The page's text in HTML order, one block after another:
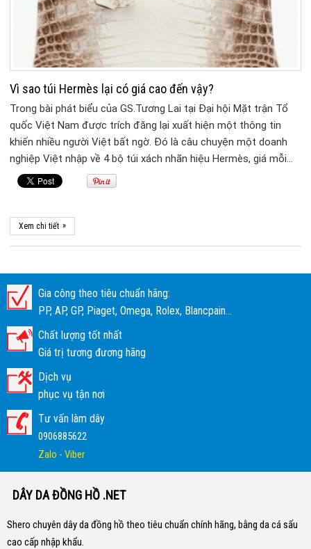
Vì sao túi Hermès lại có giá cao đến vậy?
Trong bài phát biểu của GS.Tương Lai tại Đại hội Mặt trận Tổ
quốc Việt Nam được trích đăng lại xuất hiện một thông tin
khiến nhiều người Việt bất ngờ. Đó là câu chuyện một doanh
nghiệp Việt nhập về 4 bộ túi xách nhãn hiệu Hermès, giá mỗi…
Xem chi tiết »
Gia công theo tiêu chuẩn hãng:
PP, AP, GP, Piaget, Omega, Rolex, Blancpain...
Chất lượng tốt nhất
Giá trị tương đương hãng
Dịch vụ
phục vụ tận nơi
Tư vấn làm dây
0906885622
Zalo - Viber
DÂY DA ĐỒNG HỒ .NET
Shero chuyên dây da đồng hồ theo tiêu chuẩn chính hãng, bằng da cá sấu
cao cấp nhập khẩu.